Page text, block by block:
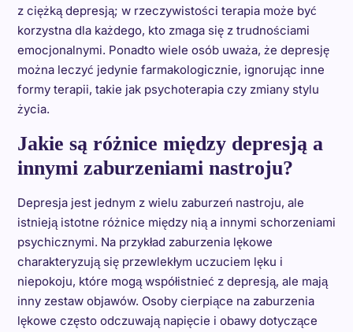
z ciężką depresją; w rzeczywistości terapia może być
korzystna dla każdego, kto zmaga się z trudnościami
emocjonalnymi. Ponadto wiele osób uważa, że depresję
można leczyć jedynie farmakologicznie, ignorując inne
formy terapii, takie jak psychoterapia czy zmiany stylu
życia.
Jakie są różnice między depresją a
innymi zaburzeniami nastroju?
Depresja jest jednym z wielu zaburzeń nastroju, ale
istnieją istotne różnice między nią a innymi schorzeniami
psychicznymi. Na przykład zaburzenia lękowe
charakteryzują się przewlekłym uczuciem lęku i
niepokoju, które mogą współistnieć z depresją, ale mają
inny zestaw objawów. Osoby cierpiące na zaburzenia
lękowe często odczuwają napięcie i obawy dotyczące